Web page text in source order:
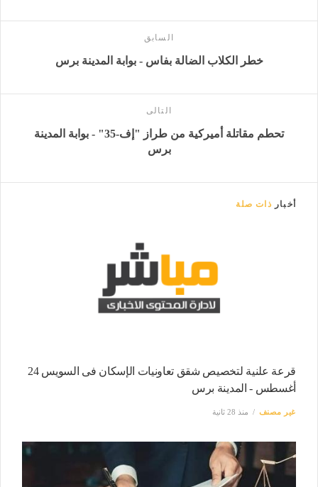
السابق
خطر الكلاب الضالة بفاس - بوابة المدينة برس
التالى
تحطم مقاتلة أميركية من طراز "إف-35" - بوابة المدينة
برس
أخبار ذات صلة
قرعة علنية لتخصيص شقق تعاونيات الإسكان فى السويس 24
أغسطس - المدينة برس
غير مصنف منذ 28 ثانية